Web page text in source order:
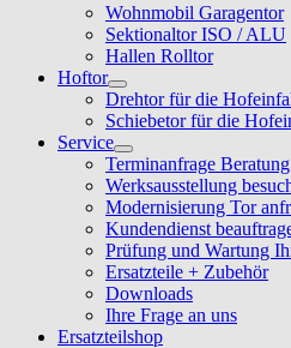
Wohnmobil Garagentor
Sektionaltor ISO / ALU
Hallen Rolltor
Hoftor
Drehtor für die
Schiebetor für die
Service
Terminanfrage Beratung
Werksausstellung
Modernisierung Tor
Kundendienst
Prüfung und Wartung
Ersatzteile + Zubehör
Downloads
Ihre Frage an uns
Ersatzteilshop